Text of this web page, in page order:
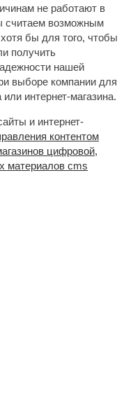
не работают в
считаем возможным
бы для того, чтобы
получить
нашей
выборе компании для
интернет-магазина.
и интернет-
контентом
цифровой,
материалов cms